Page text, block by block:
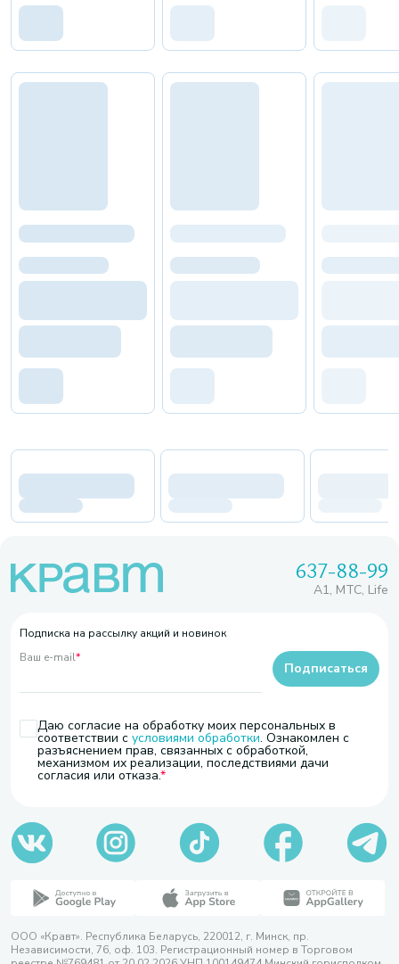
637-88-99
A1, МТС, Life
Подписка на рассылку акций и новинок
Ваш e-mail*
Даю согласие на обработку моих персональных в
соответствии с условиями обработки. Ознакомлен с
разъяснением прав, связанных с обработкой,
механизмом их реализации, последствиями дачи
согласия или отказа.
Подписаться
ООО «Кравт». Республика Беларусь, 220012, г. Минск, пр.
Независимости, 76, оф. 103. Регистрационный номер в Торговом